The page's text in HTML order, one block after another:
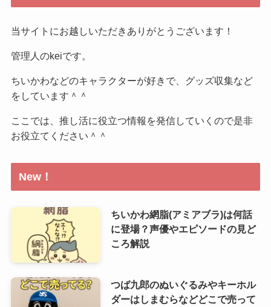
当サイトにお越しいただきありがとうございます！
管理人のkeiです。
ちいかわなどのキャラクターが好きで、グッズ収集など
をしています＾＾
ここでは、推し活に役立つ情報を発信していくので是非
お役立てください＾＾
New！
ちいかわ網脂(アミアブラ)は何話
に登場？声優やエピソードの見ど
ころ解説
つば九郎のぬいぐるみやキーホル
ダーはしまむらなどどこで売って